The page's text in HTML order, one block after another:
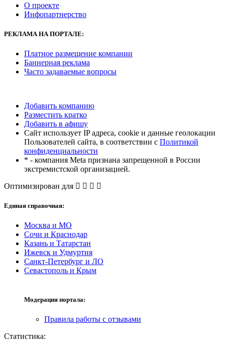
О проекте
Инфопартнерство
РЕКЛАМА НА ПОРТАЛЕ:
Платное размещение компании
Баннерная реклама
Часто задаваемые вопросы
Добавить компанию
Разместить кратко
Добавить в афишу
Сайт использует IP адреса, cookie и данные геолокации
Пользователей сайта, в соответствии с Политикой
конфиденциальности
* - компания Meta признана запрещенной в России
экстремистской организацией.
Оптимизирован для
Единая справочная:
Москва и МО
Сочи и Краснодар
Казань и Татарстан
Ижевск и Удмуртия
Санкт-Петербург и ЛО
Севастополь и Крым
Модерация портала:
Правила работы с отзывами
Статистика: